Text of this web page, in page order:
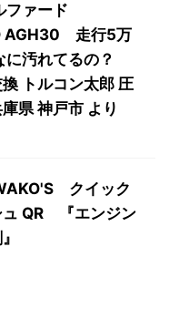
ファード
AGH30 走行5万
に汚れてるの？
トルコン太郎 圧
県 神戸市 より
クイック
ュ QR 『エンジン